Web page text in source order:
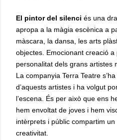
El pintor del silenci és una
apropa a la màgia escènica a
màscara, la dansa, les arts
objectes. Emocionant creació a
personalitat dels grans artistes
La companyia Terra Teatre
d’aquests artistes i ha volgut
l’escena. És per això que ens
hem envoltat de joves i hem
intèrprets i públic compartim
creativitat.